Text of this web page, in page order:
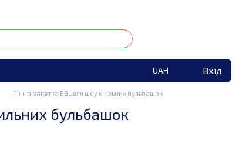
UAH Вхід
Пінна ракетка BBL для шоу мильних бульбашок
бульбашок